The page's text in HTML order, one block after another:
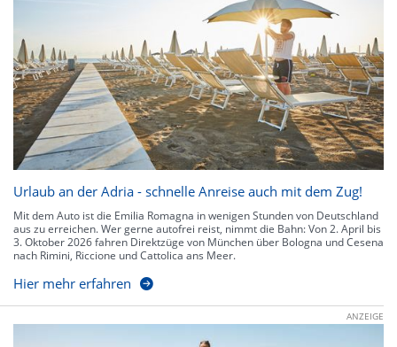
Urlaub an der Adria - schnelle Anreise auch mit dem Zug!
Mit dem Auto ist die Emilia Romagna in wenigen Stunden von Deutschland
aus zu erreichen. Wer gerne autofrei reist, nimmt die Bahn: Von 2. April bis
3. Oktober 2026 fahren Direktzüge von München über Bologna und Cesena
nach Rimini, Riccione und Cattolica ans Meer.
Hier mehr erfahren
ANZEIGE